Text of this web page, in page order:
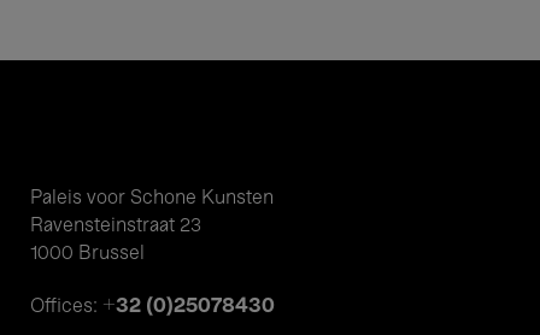
Paleis voor Schone Kunsten
Ravensteinstraat 23
1000 Brussel
Offices: +32 (0)25078430